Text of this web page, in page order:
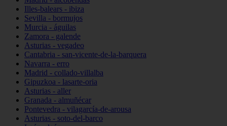
Illes-balears - ibiza
Sevilla - bormujos
Murcia - águilas
Zamora - galende
Asturias - vegadeo
Cantabria - san-vicente-de-la-barquera
Navarra - erro
Madrid - collado-villalba
Gipuzkoa - lasarte-oria
Asturias - aller
Granada - almuñécar
Pontevedra - vilagarcía-de-arousa
Asturias - soto-del-barco